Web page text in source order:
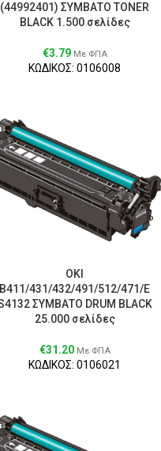
(44992401) ΣΥΜΒΑΤΟ TONER
BLACK 1.500 σελίδες
€3.79 Με ΦΠΑ
ΚΩΔΙΚΟΣ: 0106008
OKI
B411/431/432/491/512/471/E
ΣΥΜΒΑΤΟ DRUM BLACK
25.000 σελίδες
€31.20 Με ΦΠΑ
ΚΩΔΙΚΟΣ: 0106021